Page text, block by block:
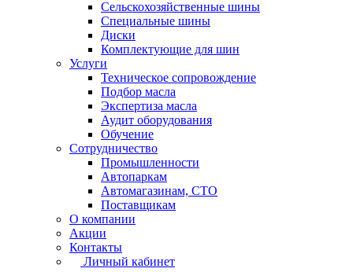
Сельскохозяйственные шины
Специальные шины
Диски
Комплектующие для шин
Услуги
Техническое сопровождение
Подбор масла
Экспертиза масла
Аудит оборудования
Обучение
Сотрудничество
Промышленности
Автопаркам
Автомагазинам, СТО
Поставщикам
О компании
Акции
Контакты
Личный кабинет